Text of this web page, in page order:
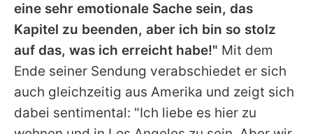
eine sehr emotionale Sache sein, das
Kapitel zu beenden, aber ich bin so stolz
auf das, was ich erreicht habe!" Mit dem
Ende seiner Sendung verabschiedet er sich
auch gleichzeitig aus Amerika und zeigt sich
dabei sentimental: "Ich liebe es hier zu